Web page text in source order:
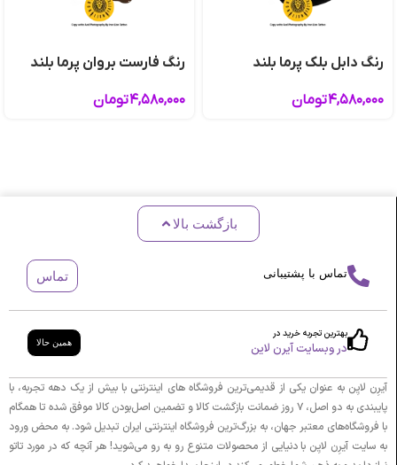
رنگ دابل بلک پرما بلند
۴,۵۸۰,۰۰۰تومان
رنگ فارست بروان پرما بلند
۴,۵۸۰,۰۰۰تومان
بازگشت بالا
تماس با پشتیبانی تماس
بهترین تجربه خرید در
در وبسایت آیرن لاین همین حالا
آیرِن لایِن به عنوان یکی از قدیمی‌ترین فروشگاه های اینترنتی با بیش از یک دهه تجربه، با
پایبندی به دو اصل، ۷ روز ضمانت بازگشت کالا و تضمین اصل‌بودن کالا موفق شده تا همگام
با فروشگاه‌های معتبر جهان، به بزرگ‌ترین فروشگاه اینترنتی ایران تبدیل شود. به محض ورود
به سایت آیرِن لایِن با دنیایی از محصولات متنوع رو به رو می‌شوید! هر آنچه که در مورد تاتو